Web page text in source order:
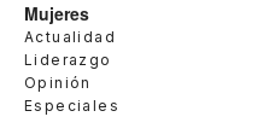
Mujeres
Actualidad
Liderazgo
Opinión
Especiales